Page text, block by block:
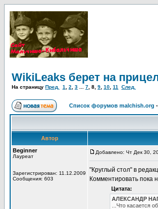
WikiLeaks берет на
На страницу Пред. 1 2 3 7 8 9 10 11 След.
Список форумов malchish.org
Автор
Beginner
Лауреат
Зарегистрирован: 11.12.2009
Сообщения: 603
Добавлено: Чт Дек 30,
"Круглый стол" в
Комментировать пока
Цитата:
АЛЕКСАНДР
...Что касается